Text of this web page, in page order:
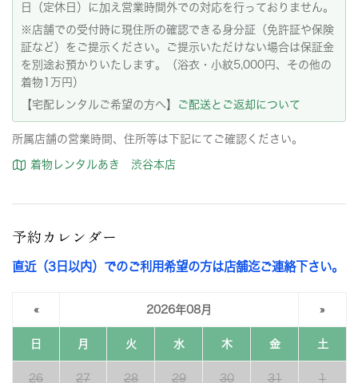
日（定休日）に加え営業時間外での対応を行っておりません。
※店舗での受付時に現住所の確認できる身分証（免許証や保険
証など）をご提示ください。ご提示いただけない場合は保証金
を別途お預かりいたします。（浴衣・小紋5,000円、その他の
着物1万円）
【宅配レンタルご希望の方へ】
ご配送とご返却について
所属店舗の営業時間、住所等は下記にてご確認ください。
着物レンタルあき 渋谷本店
予約カレンダー
直近（3日以内）でのご利用希望の方は店舗迄ご連絡下さい。
« 2026年08月 »
日 月 火 水 木 金 土
26 27 28 29 30 31 1